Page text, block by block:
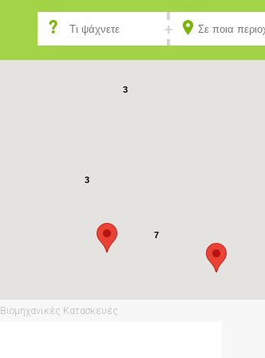
3
7
3
Βιομηχανικές Κατασκευές